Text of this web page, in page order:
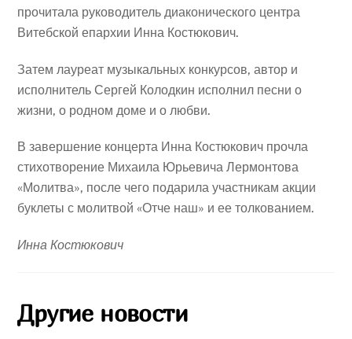
прочитала руководитель диаконического центра
Витебской епархии Инна Костюкович.
Затем лауреат музыкальных конкурсов, автор и
исполнитель Сергей Колодкин исполнил песни о
жизни, о родном доме и о любви.
В завершение концерта Инна Костюкович прочла
стихотворение Михаила Юрьевича Лермонтова
«Молитва», после чего подарила участникам акции
буклеты с молитвой «Отче наш» и ее толкованием.
Инна Костюкович
Другие новости